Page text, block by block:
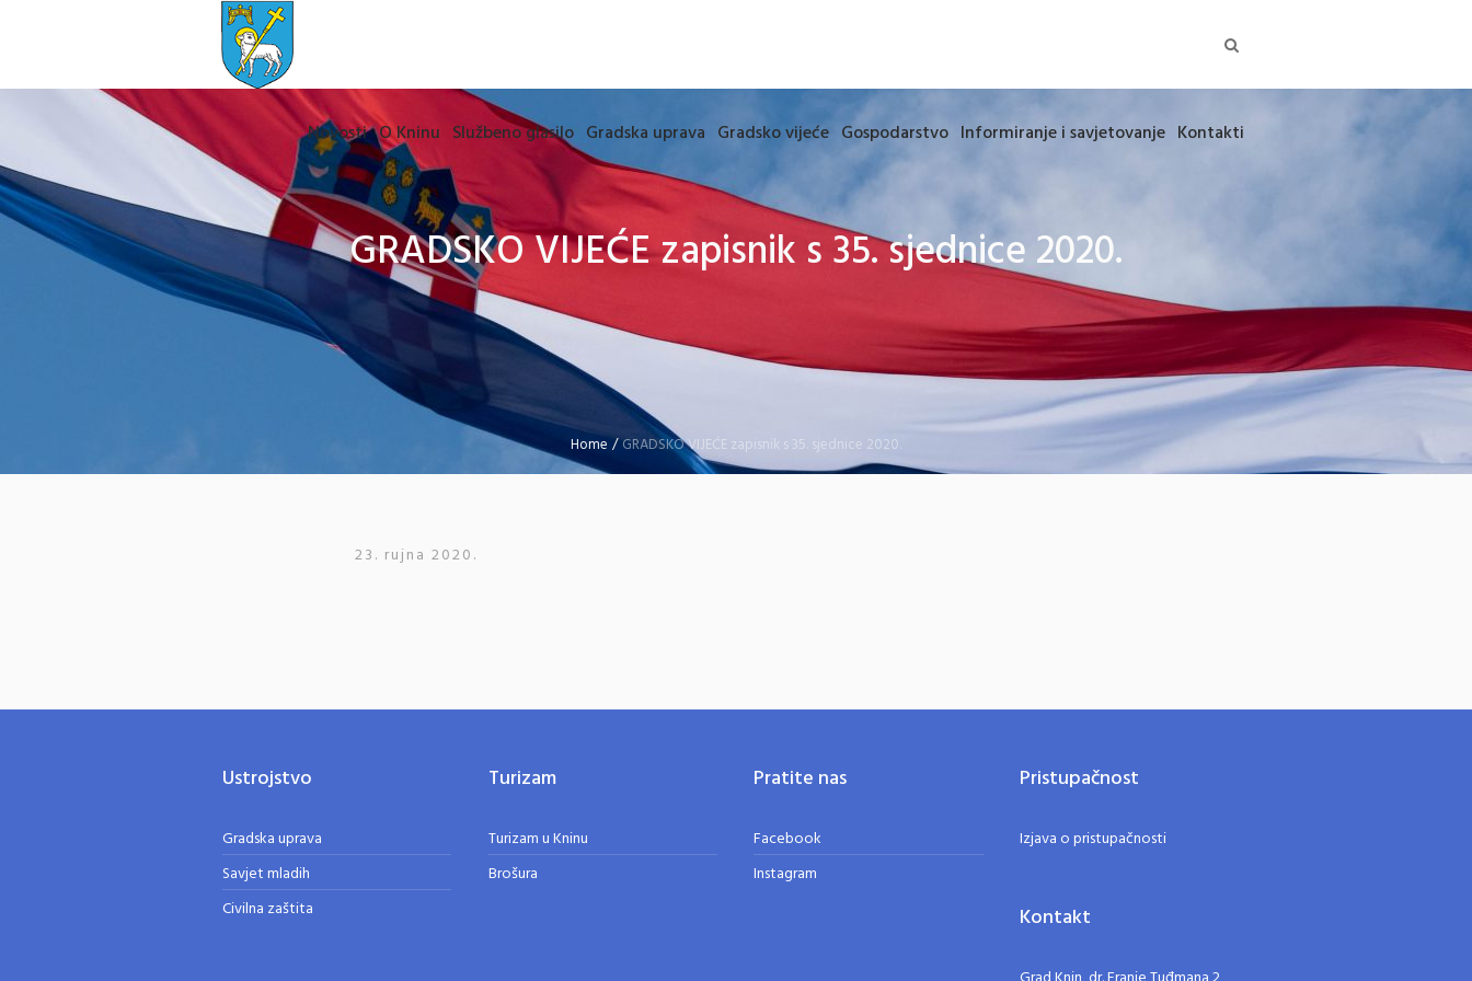
Novosti O Kninu Službeno glasilo Gradska uprava Gradsko vijeće Gospodarstvo Informiranje i savjetovanje Kontakti
GRADSKO VIJEĆE zapisnik s 35. sjednice 2020.
Home /GRADSKO VIJEĆE zapisnik s 35. sjednice 2020.
23. rujna 2020.
Ustrojstvo
Gradska uprava
Savjet mladih
Civilna zaštita
Turizam
Turizam u Kninu
Brošura
Pratite nas
Facebook
Instagram
Pristupačnost
Izjava o pristupačnosti
Kontakt